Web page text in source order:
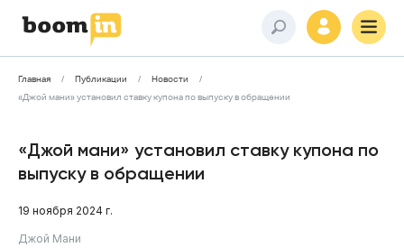
Главная Публикации
Новости
«Джой мани» установил ставку купона по выпуску в обращении
«Джой мани» установил ставку купона по
выпуску в обращении
19 ноября 2024 г.
Джой Мани